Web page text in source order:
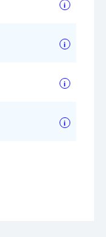
i
i
i
i